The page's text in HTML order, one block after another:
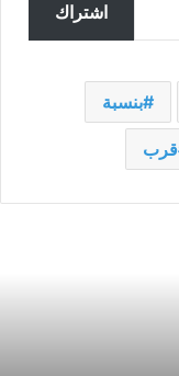
اشتراك
بنسبة
قرب